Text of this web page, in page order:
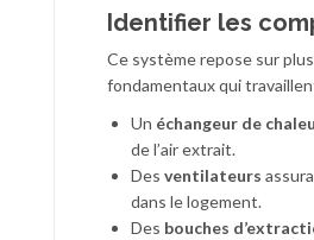
Identifier les
Ce système repose sur
fondamentaux qui
Un échangeur de
de l’air extrait.
Des ventilateurs
dans le logement.
Des bouches